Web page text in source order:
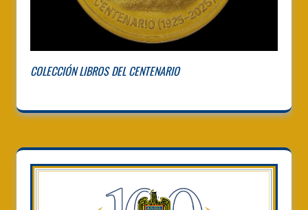
COLECCIÓN LIBROS DEL CENTENARIO